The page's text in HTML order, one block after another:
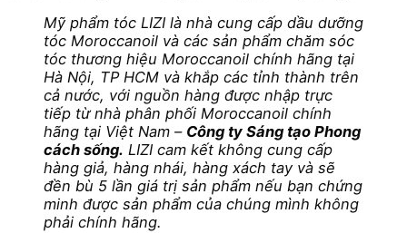
Mỹ phẩm tóc LIZI là nhà cung cấp dầu dưỡng
tóc Moroccanoil và các sản phẩm chăm sóc
tóc thương hiệu Moroccanoil chính hãng tại
Hà Nội, TP HCM và khắp các tỉnh thành trên
cả nước, với nguồn hàng được nhập trực
tiếp từ nhà phân phối Moroccanoil chính
hãng tại Việt Nam – Công ty Sáng tạo Phong
cách sống. LIZI cam kết không cung cấp
hàng giả, hàng nhái, hàng xách tay và sẽ
đền bù 5 lần giá trị sản phẩm nếu bạn chứng
minh được sản phẩm của chúng mình không
phải chính hãng.